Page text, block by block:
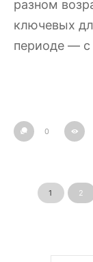
разном
ключевых
периоде — с
0
1 2